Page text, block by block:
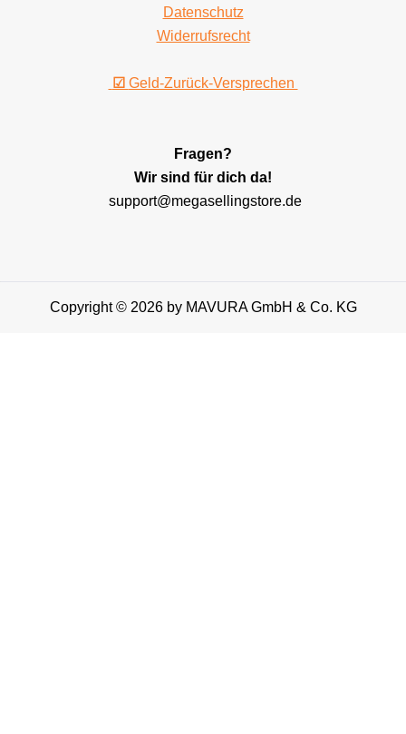
Datenschutz
Widerrufsrecht
☑ Geld-Zurück-Versprechen
Fragen?
Wir sind für dich da!
support@megasellingstore.de
Copyright © 2026 by MAVURA GmbH & Co. KG